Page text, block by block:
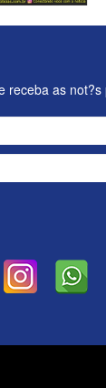
receba as not?s